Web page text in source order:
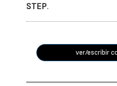
STEP.
ver/escribir